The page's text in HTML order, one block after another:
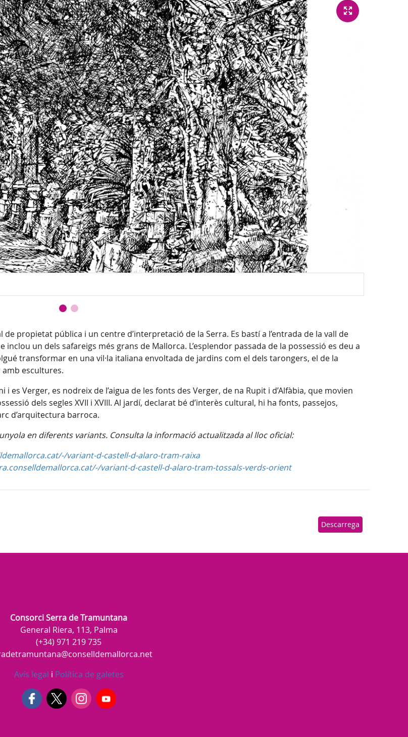
de propietat pública i un centre d’interpretació de la Serra. Es bastí a l’entrada de la vall de
un dels safareigs més grans de Mallorca. L’esplendor passada de la possessió es deu a
transformar en una vil·la italiana envoltada de jardins com el dels tarongers, el de la
amb escultures.
Verger, es nodreix de l’aigua de les fonts des Verger, de na Rupit i d’Alfàbia, que movien
dels segles XVII i XVIII. Al jardí, declarat bé d’interès cultural, hi ha fonts, passejos,
d’arquitectura barroca.
en diferents variants. Consulta la informació actualitzada al lloc oficial:
variant-d-castell-d-alaro-tram-raixa
variant-d-castell-d-alaro-tram-tossals-verds-orient
Descarrega
Consorci Serra de Tramuntana
General Riera, 113, Palma
(+34) 971 219 735
Avís legal i Política de galetes